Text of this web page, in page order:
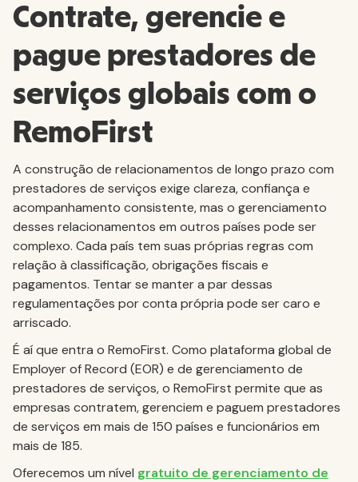
Contrate, gerencie e
pague prestadores de
serviços globais com o
RemoFirst
A construção de relacionamentos de longo prazo com
prestadores de serviços exige clareza, confiança e
acompanhamento consistente, mas o gerenciamento
desses relacionamentos em outros países pode ser
complexo. Cada país tem suas próprias regras com
relação à classificação, obrigações fiscais e
pagamentos. Tentar se manter a par dessas
regulamentações por conta própria pode ser caro e
arriscado.
É aí que entra o RemoFirst. Como plataforma global de
Employer of Record (EOR) e de gerenciamento de
prestadores de serviços, o RemoFirst permite que as
empresas contratem, gerenciem e paguem prestadores
de serviços em mais de 150 países e funcionários em
mais de 185.
Oferecemos um nível gratuito de gerenciamento de